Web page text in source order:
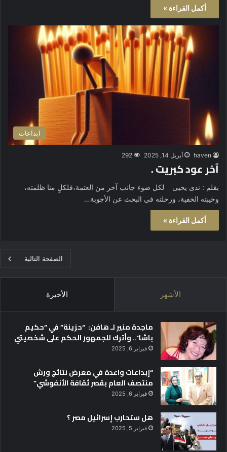
أكمل القراءة »
ابداعات
haven أبريل 14, 2025 292
آخر عود كبريت .
بقلم : ندى يحيى لكل ضوء جانب آخر من العتمة،فلكلٍ منا ظلمته،
وخيبته الخفية، ورحلته في البحث عن الأجوبة…
أكمل القراءة »
الصفحة التالية
الأشهر الأخيرة
ماجدة منير لـ هافن: “حزينة” في “حكيم
باشا”.. وأترك للجمهور الحكم على شخصيتي
فبراير 6, 2025
“إبداعات واعدة في معرض نتائج ورش
منتصف العام بقصر ثقافة الأنفوشي”
فبراير 6, 2025
هل ستحارب إسرائيل مصر ؟
فبراير 5, 2025